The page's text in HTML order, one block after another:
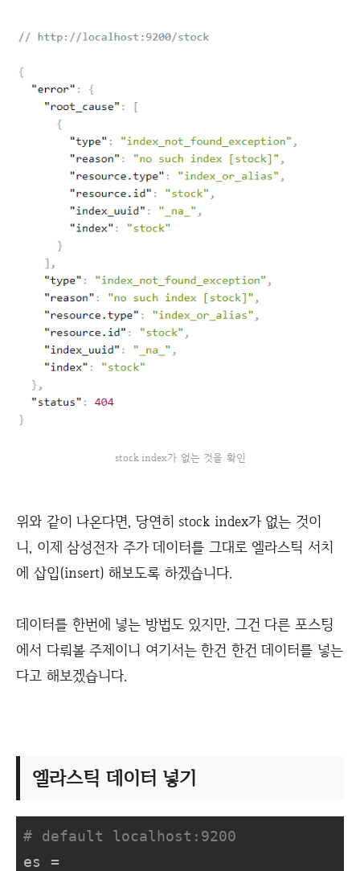
stock index가 없는 것을 확인
위와 같이 나온다면, 당연히 stock index가 없는 것이
니, 이제 삼성전자 주가 데이터를 그대로 엘라스틱 서치
에 삽입(insert) 해보도록 하겠습니다.
데이터를 한번에 넣는 방법도 있지만, 그건 다른 포스팅
에서 다뤄볼 주제이니 여기서는 한건 한건 데이터를 넣는
다고 해보겠습니다.
엘라스틱 데이터 넣기
# default localhost:9200
es =